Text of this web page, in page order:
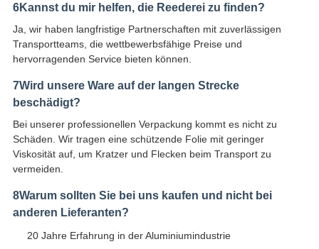
6Kannst du mir helfen, die Reederei zu finden?
Ja, wir haben langfristige Partnerschaften mit zuverlässigen
Transportteams, die wettbewerbsfähige Preise und
hervorragenden Service bieten können.
7Wird unsere Ware auf der langen Strecke
beschädigt?
Bei unserer professionellen Verpackung kommt es nicht zu
Schäden. Wir tragen eine schützende Folie mit geringer
Viskosität auf, um Kratzer und Flecken beim Transport zu
vermeiden.
8Warum sollten Sie bei uns kaufen und nicht bei
anderen Lieferanten?
20 Jahre Erfahrung in der Aluminiumindustrie